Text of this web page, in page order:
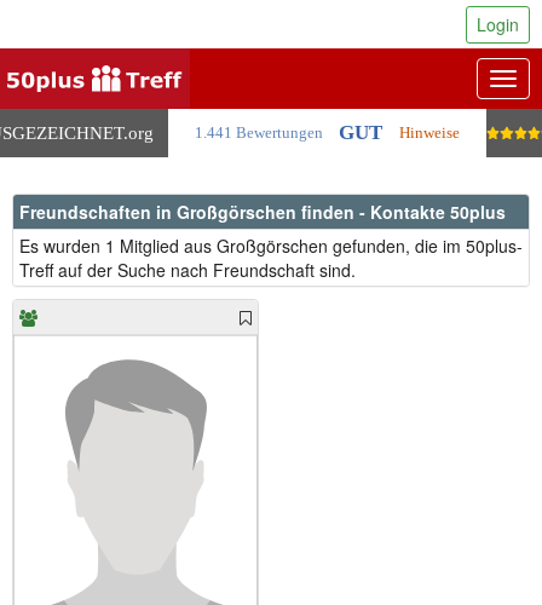
.org 1.441 Bewertungen GUT Hinweise
Login
Freundschaften in Großgörschen finden - Kontakte 50plus
Es wurden 1 Mitglied aus Großgörschen gefunden, die im 50plus-
Treff auf der Suche nach Freundschaft sind.